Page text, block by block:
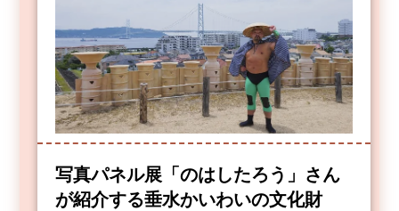
写真パネル展「のはしたろう」さん
が紹介する垂水かいわいの文化財